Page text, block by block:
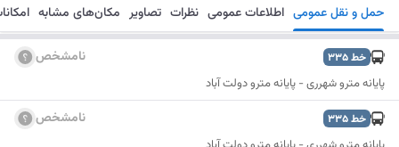
مسیریابی ذخیره ارسال حمل و نقل عمومی اطلاعات عمومی نظرات تصاویر مکان‌های مشابه
خط335 نامشخص
پایانه مترو شهرری - پایانه مترو دولت آباد
خط335 نامشخص